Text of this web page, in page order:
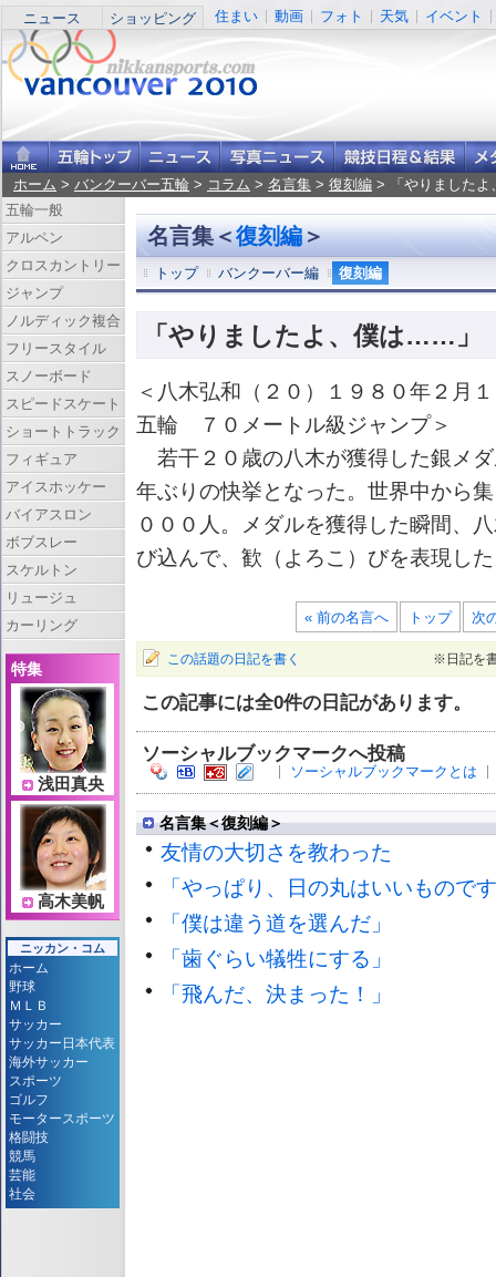
ニュース ショッピング 住まい 動画 フォト 天気 イベント
ホーム > バンクーバー五輪 > コラム > 名言集 > 復刻編 > 「やりました
名言集＜復刻編＞
トップ バンクーバー編 復刻編
「やりましたよ、僕は……」
＜八木弘和（２０）１９８０年２月
五輪 ７０メートル級ジャンプ＞
若干２０歳の八木が獲得した銀メ
年ぶりの快挙となった。世界中から
０００人。メダルを獲得した瞬間、
び込んで、歓（よろこ）びを表現し
« 前の名言へ トップ 次
この話題の日記を書く ※日記を
この記事には全0件の日記があります。
ソーシャルブックマークへ投稿
ソーシャルブックマークとは
名言集＜復刻編＞
友情の大切さを教わった
「やっぱり、日の丸はいいもので
「僕は違う道を選んだ」
「歯ぐらい犠牲にする」
「飛んだ、決まった！」
五輪一般
アルペン
クロスカントリー
ジャンプ
ノルディック複合
フリースタイル
スノーボード
スピードスケート
ショートトラック
フィギュア
アイスホッケー
バイアスロン
ボブスレー
スケルトン
リュージュ
カーリング
特集
浅田真央
高木美帆
ニッカン・コム
ホーム
野球
ＭＬＢ
サッカー
サッカー日本代表
海外サッカー
スポーツ
ゴルフ
モータースポーツ
格闘技
競馬
芸能
社会